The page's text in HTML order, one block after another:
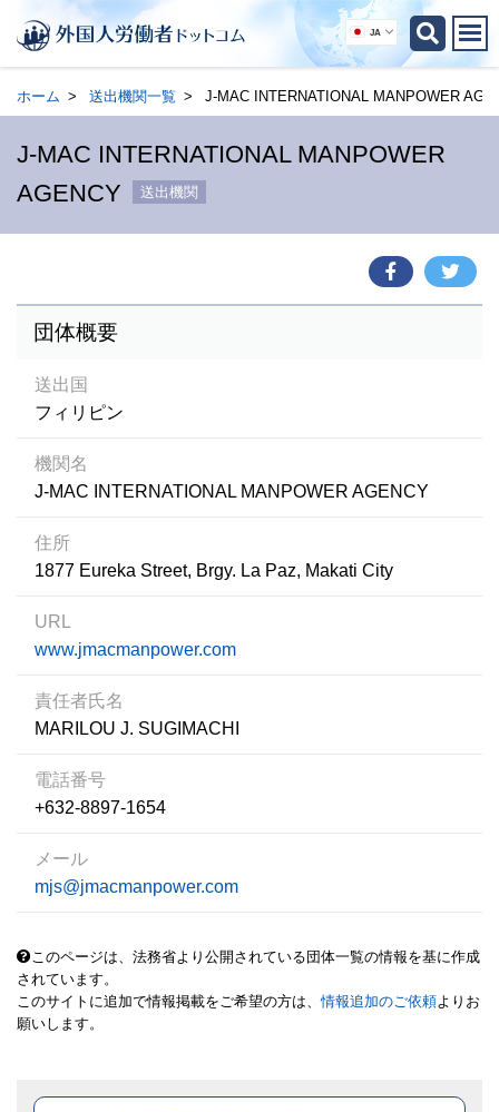
JA
ホーム 送出機関一覧 J-MAC INTERNATIONAL MANPOWER
J-MAC INTERNATIONAL MANPOWER
AGENCY
送出機関
団体概要
送出国
フィリピン
機関名
J-MAC INTERNATIONAL MANPOWER AGENCY
住所
1877 Eureka Street, Brgy. La Paz, Makati City
URL
www.jmacmanpower.com
責任者氏名
MARILOU J. SUGIMACHI
電話番号
+632-8897-1654
メール
mjs@jmacmanpower.com
このページは、法務省より公開されている団体一覧の情報を基に作成
されています。
このサイトに追加で情報掲載をご希望の方は、情報追加のご依頼よりお
願いします。